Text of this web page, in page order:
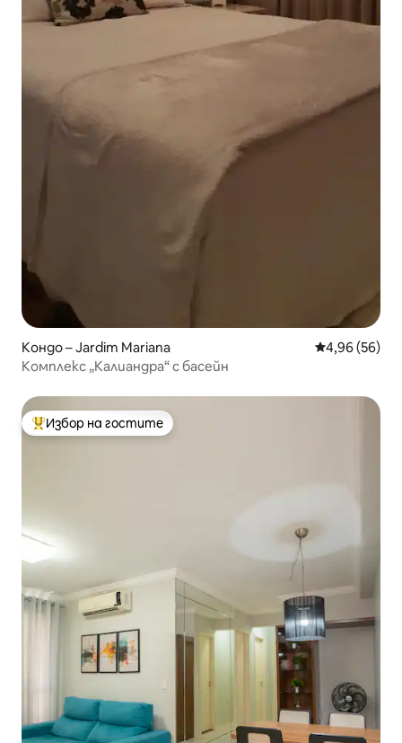
Кондо – Jardim Mariana Средна
4,96 (56)
Комплекс „Калиандра“ с басейн
Най-популярен избор на гостите
Избор на гостите